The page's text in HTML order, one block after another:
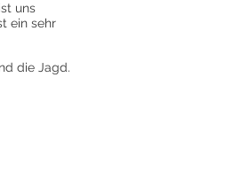
uns
ein sehr
die Jagd.